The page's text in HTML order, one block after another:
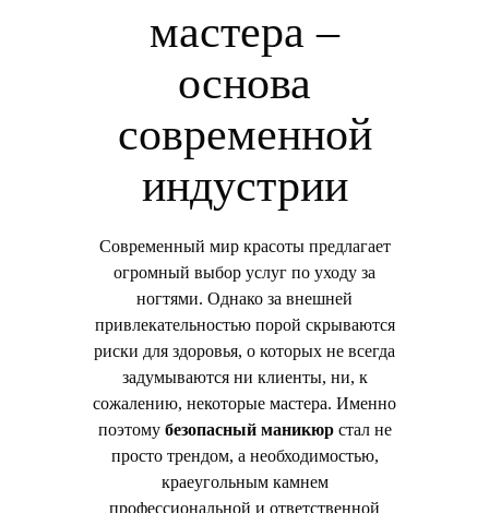
мастера –
основа
современной
индустрии
Современный мир красоты предлагает
огромный выбор услуг по уходу за
ногтями. Однако за внешней
привлекательностью порой скрываются
риски для здоровья, о которых не всегда
задумываются ни клиенты, ни, к
сожалению, некоторые мастера. Именно
поэтому безопасный маникюрстал не
просто трендом, а необходимостью,
краеугольным камнем
профессиональной и ответственной